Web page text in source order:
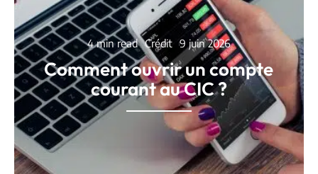
4 min read Crédit 9 juin 2026
Comment ouvrir un compte
courant au CIC ?